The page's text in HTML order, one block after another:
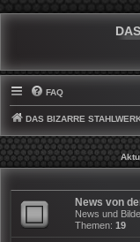
FAQ
DAS BIZARRE
News von
News und
Themen: 19